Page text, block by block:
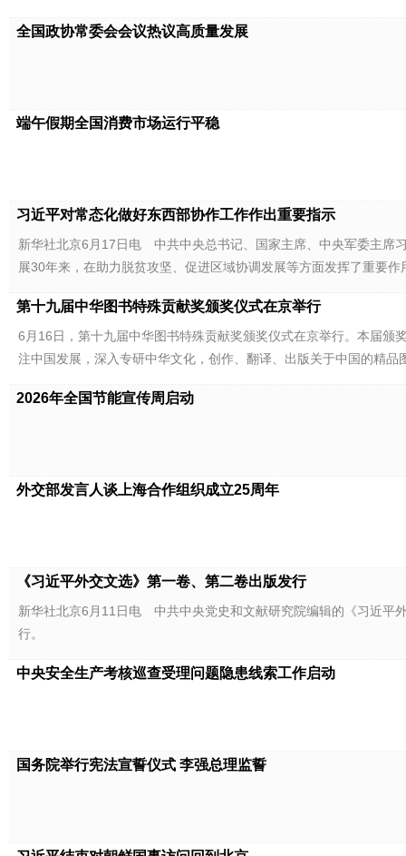
全国政协常委会会议热议高质量发展
端午假期全国消费市场运行平稳
习近平对常态化做好东西部协作工作作出重要指示
新华社北京6月17日电 中共中央总书记、国家主席、中央军委主席
展30年来，在助力脱贫攻坚、促进区域协调发展等方面发挥了重要作
第十九届中华图书特殊贡献奖颁奖仪式在京举行
6月16日，第十九届中华图书特殊贡献奖颁奖仪式在京举行。本届
注中国发展，深入专研中华文化，创作、翻译、出版关于中国的精品
2026年全国节能宣传周启动
外交部发言人谈上海合作组织成立25周年
《习近平外交文选》第一卷、第二卷出版发行
新华社北京6月11日电 中共中央党史和文献研究院编辑的《习近平
行。
中央安全生产考核巡查受理问题隐患线索工作启动
国务院举行宪法宣誓仪式 李强总理监誓